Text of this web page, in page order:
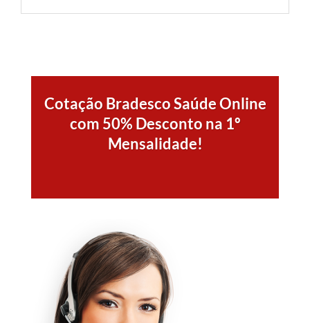
Cotação Bradesco Saúde Online
com 50% Desconto na 1º
Mensalidade!